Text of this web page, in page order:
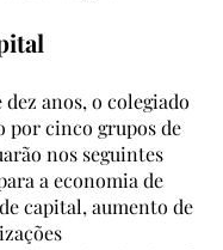
anos, o colegiado
por cinco grupos de
nos seguintes
a economia de
capital, aumento de